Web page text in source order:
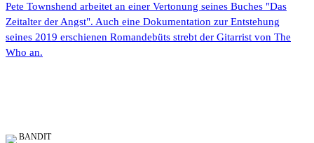
Pete Townshend arbeitet an einer Vertonung seines Buches "Das
Zeitalter der Angst". Auch eine Dokumentation zur Entstehung
seines 2019 erschienen Romandebüts strebt der Gitarrist von The
Who an.
BANDIT